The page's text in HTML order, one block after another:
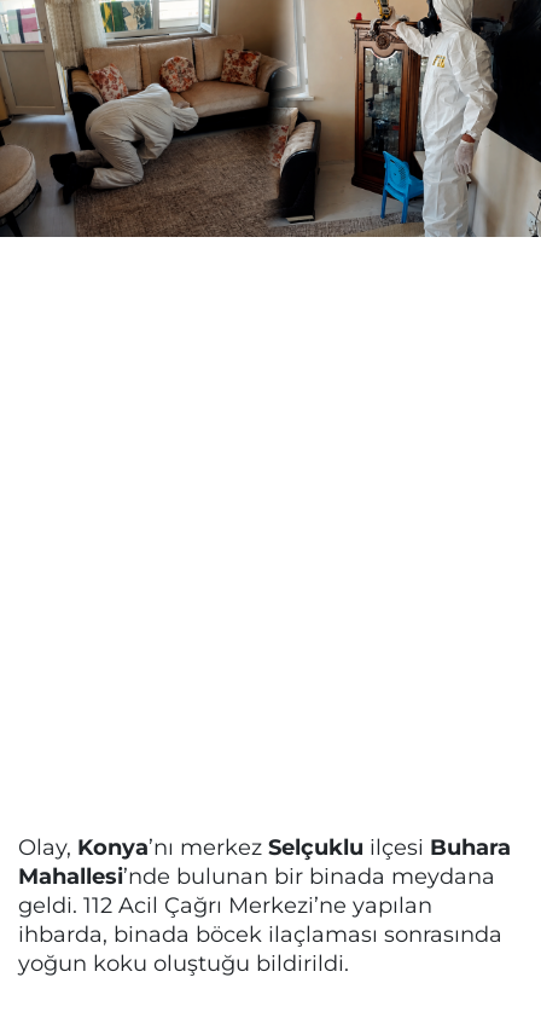
Olay, Konya’nı merkez Selçuklu ilçesi Buhara
Mahallesi’nde bulunan bir binada meydana
geldi. 112 Acil Çağrı Merkezi’ne yapılan
ihbarda, binada böcek ilaçlaması sonrasında
yoğun koku oluştuğu bildirildi.